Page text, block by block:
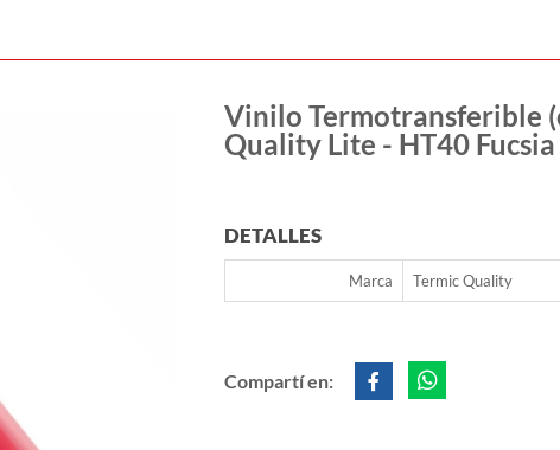
Vinilo Termotransferible
Quality Lite - HT40
DETALLES
Marca Termic Quality
Compartí en: